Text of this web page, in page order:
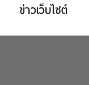
ข่าวเว็บไซต์